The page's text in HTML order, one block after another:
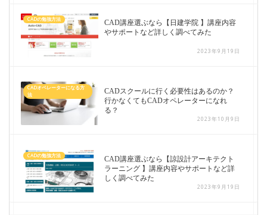
CADの勉強方法
CAD講座選ぶなら【日建学院 】講座内容
やサポートなど詳しく調べてみた
2023年9月19日
CADオペレーターになる方
法
CADスクールに行く必要性はあるのか？
行かなくてもCADオペレーターになれ
る？
2023年10月9日
CADの勉強方法
CAD講座選ぶなら【諒設計アーキテクト
ラーニング 】講座内容やサポートなど詳
しく調べてみた
2023年9月19日